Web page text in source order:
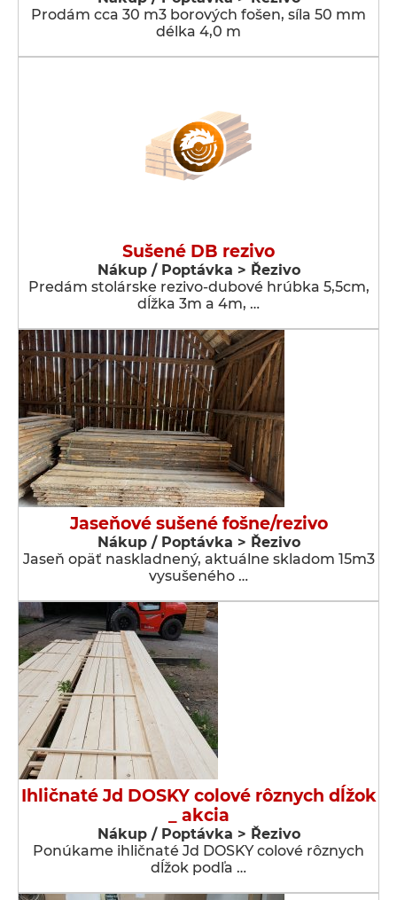
Prodám cca 30 m3 borových fošen, síla 50 mm
délka 4,0 m
Sušené DB rezivo
Nákup / Poptávka > Řezivo
Predám stolárske rezivo-dubové hrúbka 5,5cm,
dĺžka 3m a 4m, …
Jaseňové sušené fošne/rezivo
Nákup / Poptávka > Řezivo
Jaseň opäť naskladnený, aktuálne skladom 15m3
vysušeného …
Ihličnaté Jd DOSKY colové rôznych dĺžok
_ akcia
Nákup / Poptávka > Řezivo
Ponúkame ihličnaté Jd DOSKY colové rôznych
dĺžok podľa …